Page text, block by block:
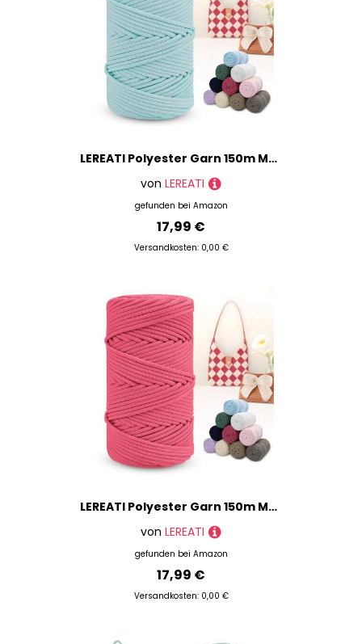
LEREATI Polyester Garn 150m Makramee Garn 4mm Geflochten Polyester-Seil Farbig Häkelgarn, Polyester Macrame Cord 4mm für Häkeltasche Umhängetasche Handtasche Geschenk Strickwaren (Hellblau)
von LEREATI
gefunden bei Amazon
17,99 €
Versandkosten: 0,00 €
LEREATI Polyester Garn 150m Makramee Garn 4mm Geflochten Polyester-Seil Farbig Häkelgarn, Polyester Macrame Cord 4mm für Häkeltasche Umhängetasche Handtasche Geschenk Strickwaren (Pfirsich Rot)
von LEREATI
gefunden bei Amazon
17,99 €
Versandkosten: 0,00 €